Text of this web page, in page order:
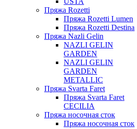
Пряжа Rozetti
Пряжа Rozetti Lumen
Пряжа Rozetti Destina
Пряжа Nazli Gelin
NAZLI GELIN
GARDEN
NAZLI GELIN
GARDEN
METALLIC
Пряжа Svarta Faret
Пряжа Svarta Faret
CECILIA
Пряжа носочная сток
Пряжа носочная сток